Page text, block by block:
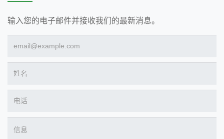
输入您的电子邮件并接收我们的最新消息。